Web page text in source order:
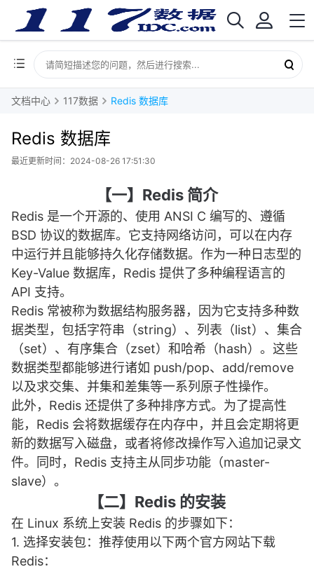
文档中心 117数据 Redis 数据库
Redis 数据库
最近更新时间：2024-08-26 17:51:30
【一】Redis 简介
Redis 是一个开源的、使用 ANSI C 编写的、遵循
BSD 协议的数据库。它支持网络访问，可以在内存
中运行并且能够持久化存储数据。作为一种日志型的
Key-Value 数据库，Redis 提供了多种编程语言的
API 支持。
Redis 常被称为数据结构服务器，因为它支持多种数
据类型，包括字符串（string）、列表（list）、集合
（set）、有序集合（zset）和哈希（hash）。这些
数据类型都能够进行诸如 push/pop、add/remove
以及求交集、并集和差集等一系列原子性操作。
此外，Redis 还提供了多种排序方式。为了提高性
能，Redis 会将数据缓存在内存中，并且会定期将更
新的数据写入磁盘，或者将修改操作写入追加记录文
件。同时，Redis 支持主从同步功能（master-
slave）。
【二】Redis 的安装
在 Linux 系统上安装 Redis 的步骤如下：
1. 选择安装包：推荐使用以下两个官方网站下载
Redis：